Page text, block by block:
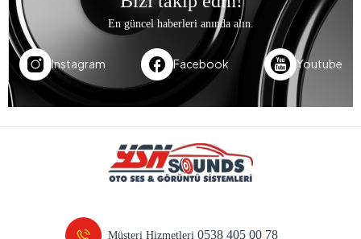
En güncel haberleri anında alın.
Instagram Facebook Youtube
Müşteri Hizmetleri0538 405 00 78